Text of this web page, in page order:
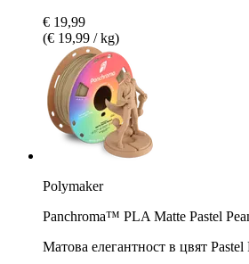
€ 19,99
(€ 19,99 / kg)
Polymaker
Panchroma™ PLA Matte Pastel
Матова елегантност в цвят Pastel